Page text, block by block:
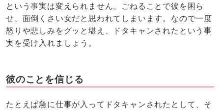
という事実は変えられません。ごねることで彼を困ら
せ、面倒くさい女だと思われてしまいます。なので一度
怒りや悲しみをグッと堪え、ドタキャンされたという事
実を受け入れましょう。
彼のことを信じる
たとえば急に仕事が入ってドタキャンされたとして、そ